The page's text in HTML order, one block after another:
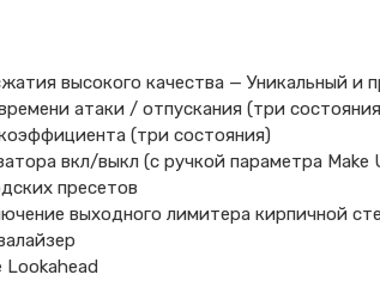
высокого качества — Уникальный и
атаки / отпускания (три
(три состояния)
вкл/выкл (с ручкой параметра Make
пресетов
выходного лимитера кирпичной